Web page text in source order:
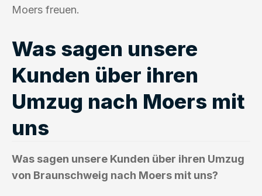
Moers freuen.
Was sagen unsere
Kunden über ihren
Umzug nach Moers mit
uns
Was sagen unsere Kunden über ihren Umzug
von Braunschweig nach Moers mit uns?